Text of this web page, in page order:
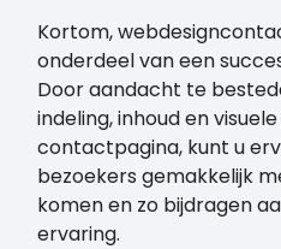
Kortom,
onderdeel van een
Door aandacht te
indeling, inhoud en
contactpagina, kunt u
bezoekers gemakkelijk
komen en zo bijdragen
ervaring.